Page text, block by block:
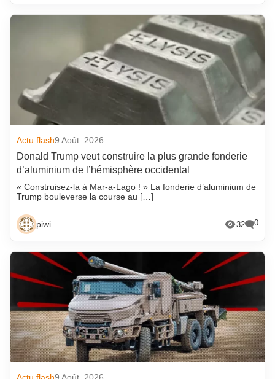
Actu flash9 Août. 2026
Donald Trump veut construire la plus grande fonderie
d’aluminium de l’hémisphère occidental
« Construisez-la à Mar-a-Lago ! » La fonderie d’aluminium de
Trump bouleverse la course au […]
piwi 32 0